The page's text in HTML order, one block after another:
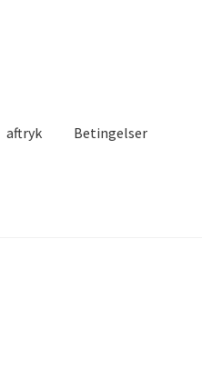
aftryk Betingelser